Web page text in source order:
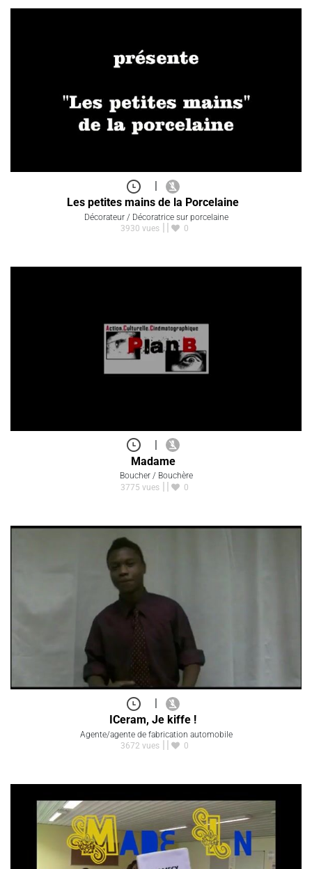
Les petites mains de la Porcelaine
Décorateur / Décoratrice sur porcelaine
3930 vues
0
|
Madame
Boucher / Bouchère
3775 vues
0
ICeram, Je kiffe !
Agente/agente de fabrication automobile
3672 vues
0